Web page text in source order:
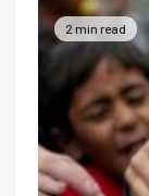
2 min read